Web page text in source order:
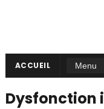
ACCUEIL
Dysfonction